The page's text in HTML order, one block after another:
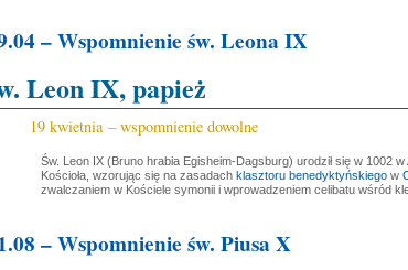
– Wspomnienie św. Leona IX
Leon IX, papież
19 kwietnia – wspomnienie dowolne
Św. Leon IX (Bruno hrabia Egisheim-Dagsburg) urodził się w 1002 w
Kościoła, wzorując się na zasadach klasztoru benedyktyńskiegow
zwalczaniem w Kościele symonii i wprowadzeniem celibatu wśród
– Wspomnienie św. Piusa X